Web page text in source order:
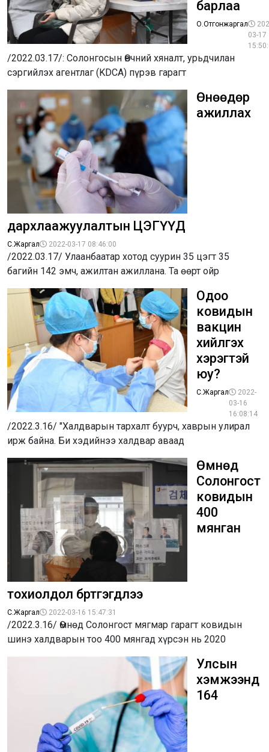
барлаа
О.Отгонжаргал
03-17
/2022.03.17/: Солонгосын Өвчний хяналт, урьдчилан
сэргийлэх агентлаг (KDCA) пүрэв гарагт
Өнөөдөр
ажиллах
дархлаажуулалтын ЦЭГҮҮД
С.Жаргал 2022-03-17 08:46:00
/2022.03.17/ Улаанбаатар хотод суурин 35 цэгт 35
багийн 142 эмч, ажилтан ажиллана. Та өөрт ойр
Одоо
ковидын
вакцин
хийлгэх
хэрэгтэй
юу?
С.Жаргал
2022-
03-16
16:08:14
/2022.3.16/ "Халдварын тархалт буурч, хаврын улирал
ирж байна. Би хэдийнээ халдвар аваад
Өмнөд
Солонгост
ковидын
400
мянган
тохиолдол бүртгэгдлээ
С.Жаргал 2022-03-16 15:47:31
/2022.3.16/ Өмнөд Солонгост мягмар гарагт ковидын
шинэ халдварын тоо 400 мянгад хүрсэн нь 2020
Улсын
хэмжээнд
164